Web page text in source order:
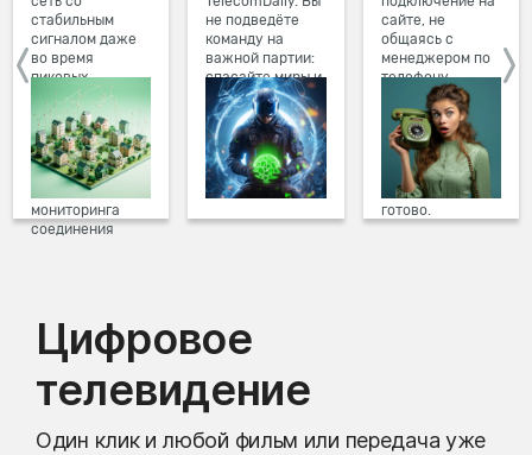
стабильным
сигналом даже
во время
пиковых
нагрузок в
вечернее время.
Мы постоянно
обновляем наше
оборудование в
домах, а система
мониторинга
соединения
не подведёте
команду на
важной партии:
спасайте миры и
побеждайте с
друзьями в
онлайн-играх.
сайте, не
общаясь с
менеджером по
телефону.
Просто в три
клика заполните
форму заявки на
сайте, выберите
дату и время
подключения,
готово.
Цифровое
телевидение
Один клик и любой фильм или передача уже